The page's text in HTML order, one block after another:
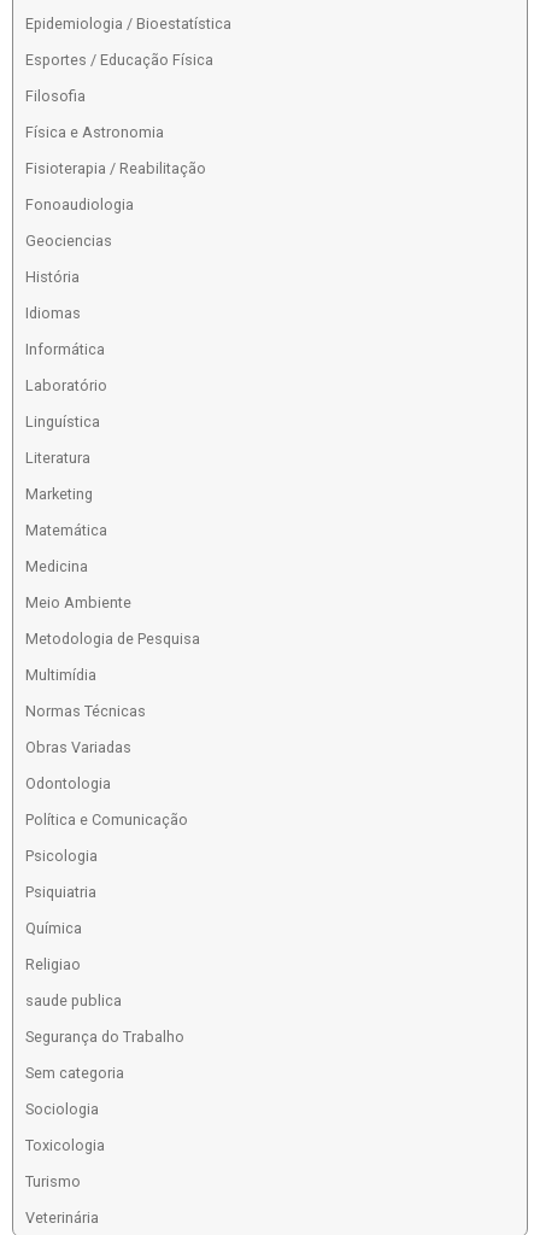
Epidemiologia / Bioestatística
Esportes / Educação Física
Filosofia
Física e Astronomia
Fisioterapia / Reabilitação
Fonoaudiologia
Geociencias
História
Idiomas
Informática
Laboratório
Linguística
Literatura
Marketing
Matemática
Medicina
Meio Ambiente
Metodologia de Pesquisa
Multimídia
Normas Técnicas
Obras Variadas
Odontologia
Política e Comunicação
Psicologia
Psiquiatria
Química
Religiao
saude publica
Segurança do Trabalho
Sem categoria
Sociologia
Toxicologia
Turismo
Veterinária